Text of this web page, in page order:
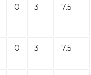
0 3 7.5
0 3 7.5